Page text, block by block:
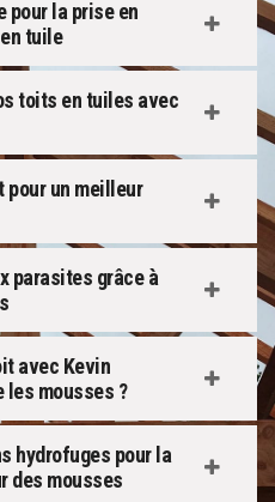
pour la prise en
tuile
toits en tuiles avec
un meilleur
parasites grâce à
avec Kevin
les mousses ?
hydrofuges pour la
des mousses